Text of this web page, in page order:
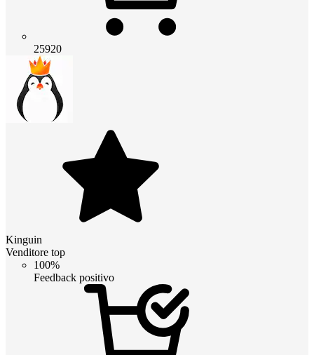
25920
Kinguin
Venditore top
100%
Feedback positivo